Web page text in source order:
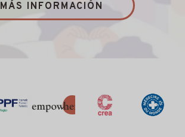
MÁS INFORMACIÓN